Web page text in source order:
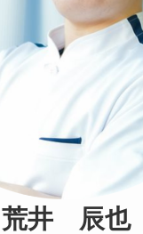
荒井 辰也